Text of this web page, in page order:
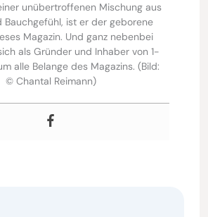
unübertroffenen Mischung aus
Bauchgefühl, ist er der geborene
Magazin. Und ganz nebenbei
als Gründer und Inhaber von 1-
alle Belange des Magazins. (Bild:
© Chantal Reimann)